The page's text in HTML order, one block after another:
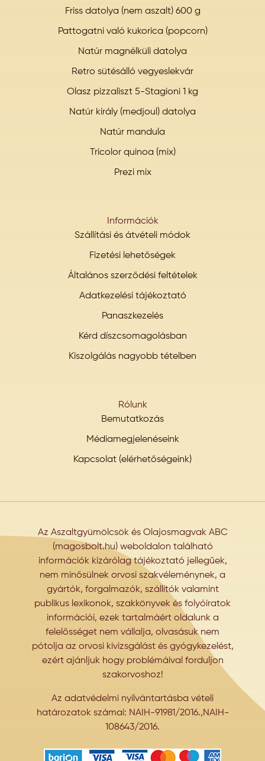
Friss datolya (nem aszalt) 600 g
Pattogatni való kukorica (popcorn)
Natúr magnélküli datolya
Retro sütésálló vegyeslekvár
Olasz pizzaliszt 5-Stagioni 1 kg
Natúr király (medjoul) datolya
Natúr mandula
Tricolor quinoa (mix)
Prezi mix
Információk
Szállítási és átvételi módok
Fizetési lehetőségek
Általános szerződési feltételek
Adatkezelési tájékoztató
Panaszkezelés
Kérd díszcsomagolásban
Kiszolgálás nagyobb tételben
Rólunk
Bemutatkozás
Médiamegjelenéseink
Kapcsolat (elérhetőségeink)
Az Aszaltgyümölcsök és Olajosmagvak ABC
(magosbolt.hu) weboldalon található
információk kizárólag tájékoztató jellegűek,
nem minősülnek orvosi szakvéleménynek, a
gyártók, forgalmazók, szállítók valamint
publikus lexikonok, szakkönyvek és folyóiratok
információi, ezek tartalmáért oldalunk a
felelősséget nem vállalja, olvasásuk nem
pótolja az orvosi kivizsgálást és gyógykezelést,
ezért ajánljuk hogy problémáival forduljon
szakorvoshoz!
Az adatvédelmi nyilvántartásba vételi
határozatok számai: NAIH-91981/2016.,NAIH-
108643/2016.